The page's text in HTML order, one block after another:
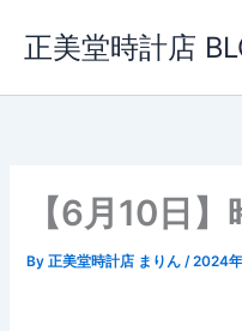
ス
正美堂時計店
【6月10日
By正美堂時計店 まりん/2024